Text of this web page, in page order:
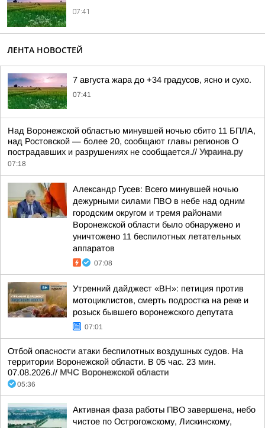
07:41
ЛЕНТА НОВОСТЕЙ
7 августа жара до +34 градусов, ясно и сухо.
07:41
Над Воронежской областью минувшей ночью сбито 11 БПЛА,
над Ростовской — более 20, сообщают главы регионов О
пострадавших и разрушениях не сообщается.// Украина.ру
07:18
Александр Гусев: Всего минувшей ночью
дежурными силами ПВО в небе над одним
городским округом и тремя районами
Воронежской области было обнаружено и
уничтожено 11 беспилотных летательных
аппаратов
07:08
Утренний дайджест «ВН»: петиция против
мотоциклистов, смерть подростка на реке и
розыск бывшего воронежского депутата
07:01
Отбой опасности атаки беспилотных воздушных судов. На
территории Воронежской области. В 05 час. 23 мин.
07.08.2026.// МЧС Воронежской области
05:36
Активная фаза работы ПВО завершена, небо
чистое по Острогожскому, Лискинскому,